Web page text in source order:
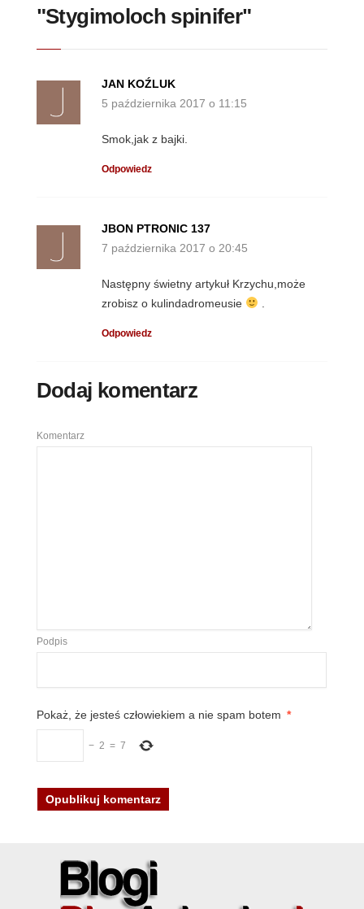
"Stygimoloch spinifer"
JAN KOŹLUK
5 października 2017 o 11:15
Smok,jak z bajki.
Odpowiedz
JBON PTRONIC 137
7 października 2017 o 20:45
Następny świetny artykuł Krzychu,może
zrobisz o kulindadromeusie
Odpowiedz
Dodaj komentarz
Komentarz
Podpis
Pokaż, że jesteś człowiekiem a nie spam botem *
− 2 = 7